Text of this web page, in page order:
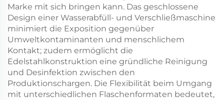
Marke mit sich bringen kann. Das geschlossene
Design einer Wasserabfüll- und Verschließmaschine
minimiert die Exposition gegenüber
Umweltkontaminanten und menschlichem
Kontakt; zudem ermöglicht die
Edelstahlkonstruktion eine gründliche Reinigung
und Desinfektion zwischen den
Produktionschargen. Die Flexibilität beim Umgang
mit unterschiedlichen Flaschenformaten bedeutet,